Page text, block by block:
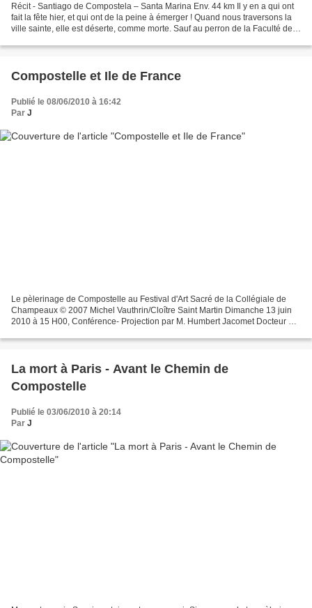
Récit - Santiago de Compostela – Santa Marina Env. 44 km Il y en a qui ont
fait la fête hier, et qui ont de la peine à émerger ! Quand nous traversons la
ville sainte, elle est déserte, comme morte. Sauf au perron de la Faculté de
Compostelle et Ile de France
Publié le 08/06/2010 à 16:42
Par J
Le pèlerinage de Compostelle au Festival d'Art Sacré de la Collégiale de
Champeaux © 2007 Michel Vauthrin/Cloître Saint Martin Dimanche 13 juin
2010 à 15 H00, Conférence- Projection par M. Humbert Jacomet Docteur en
La mort à Paris - Avant le Chemin de
Compostelle
Publié le 03/06/2010 à 20:14
Par J